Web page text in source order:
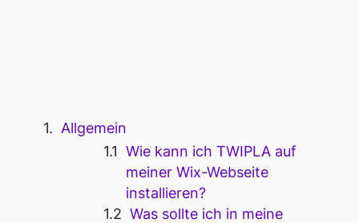
Allgemein
Wie kann ich TWIPLA auf
meiner Wix-Webseite
installieren?
Was sollte ich in meine